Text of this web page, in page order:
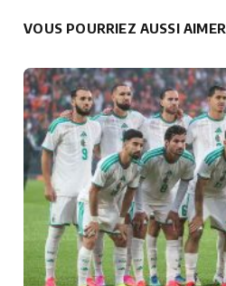
VOUS POURRIEZ AUSSI AIMER